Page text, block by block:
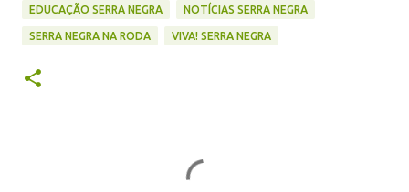
EDUCAÇÃO SERRA NEGRA NOTÍCIAS SERRA NEGRA
SERRA NEGRA NA RODA VIVA! SERRA NEGRA